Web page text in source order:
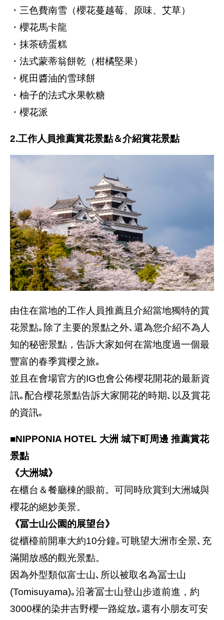
・三色費南雪（櫻花蔓越莓、原味、艾草）
・櫻花馬卡龍
・抹茶磅蛋糕
・法式蒙蒂翁餅乾（柑橘堅果）
・梶田醬油的雪球餅
・柚子的法式水果軟糖
・櫻花派
2.工作人員推薦賞花景點＆介紹賞花景點
由住在當地的工作人員推薦且介紹當地獨特的賞
花景點｡除了主要的景點之外､還為您介紹不為人
知的秘密景點，告訴大家如何在當地度過一個最
豐富的春季賞櫻之旅｡
並且在會場官方的IG也會公佈櫻花開花的最新資
訊｡配合櫻花景點告訴大家開花的時期､以及賞花
的資訊｡
■NIPPONIA HOTEL 大洲 城下町周邊 推薦賞花
景點
《大洲城》
在櫃台＆餐廳棟的眼前。可同時欣賞到大洲城與
櫻花的絕妙美景。
《冨士山公園的展望台》
從櫃檯前開車大約10分鐘｡可眺望大洲市全景､充
滿開放感的觀光景點。
因為外型類似富士山､所以被取名為冨士山
(Tomisuyama)｡沿著冨士山登山步道前進，約
3000棵的染井吉野櫻一路綻放｡還有小朋友可安